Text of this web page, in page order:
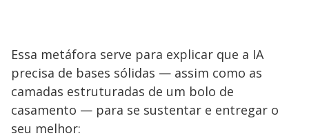
Essa metáfora serve para explicar que a IA
precisa de bases sólidas — assim como as
camadas estruturadas de um bolo de
casamento — para se sustentar e entregar o
seu melhor: